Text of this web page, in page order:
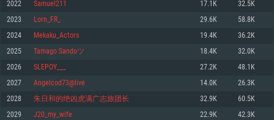
REQUERIMENTOS DE SISTEMA
Mínimo
Sistema Operativo: Windows 10 (64 bit)
Processador: Dual-Core 2.2 GHz
Mínimo
Sistema Operativo: Mac OS Big Sur 11.0 ou versão mais recente
Processador: Core i5 2.2GHz mínimo (Intel Xeon não suportado)
Mínimo
Sistema Operativo: Distribuições mais modernas do Linux de 64bit
Processador: Dual-Core 2.4 GHz
2022 Samuel211 17.1K 32.5K
2023 Lorn_FR_ 29.6K 58.8K
2024 Mekaku_Actors 19.4K 36.2K
2025 Tamago Sandoツ 18.4K 32.0K
2026 SLEPOY___ 27.2K 48.1K
2027 Angelcod73@live 14.0K 26.3K
2028 朱日和的绝凶虎满广志旅团长 32.9K 60.5K
2029 J20_my_wife 22.9K 42.3K